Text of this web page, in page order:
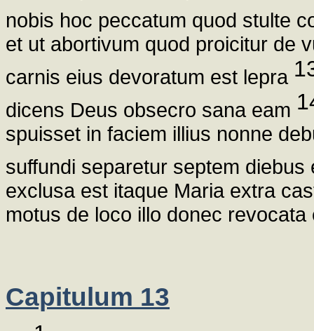
nobis hoc peccatum quod stulte
et ut abortivum quod proicitur de
carnis eius devoratum est lepra
dicens Deus obsecro sana eam
spuisset in faciem illius nonne
suffundi separetur septem
exclusa est itaque Maria extra
motus de loco illo donec revocata
Capitulum 13